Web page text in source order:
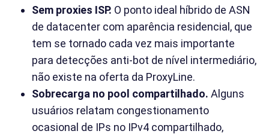
Sem proxies ISP. O ponto ideal híbrido de ASN
de datacenter com aparência residencial, que
tem se tornado cada vez mais importante
para detecções anti-bot de nível intermediário,
não existe na oferta da ProxyLine.
Sobrecarga no pool compartilhado. Alguns
usuários relatam congestionamento
ocasional de IPs no IPv4 compartilhado,